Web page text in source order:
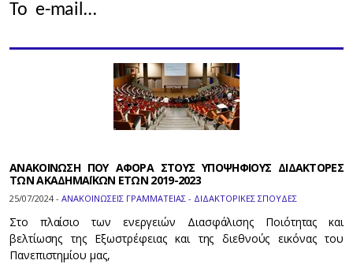
Το e-mail…
ΑΝΑΚΟΙΝΩΣΗ ΠΟΥ ΑΦΟΡΑ ΣΤΟΥΣ ΥΠΟΨΗΦΙΟΥΣ ΔΙΔΑΚΤΟΡΕΣ
ΤΩΝ ΑΚΑΔΗΜΑΪΚΩΝ ΕΤΩΝ 2019-2023
25/07/2024 - ΑΝΑΚΟΙΝΩΣΕΙΣ ΓΡΑΜΜΑΤΕΙΑΣ - ΔΙΔΑΚΤΟΡΙΚΕΣ ΣΠΟΥΔΕΣ
Στο πλαίσιο των ενεργειών Διασφάλισης Ποιότητας και
βελτίωσης της Εξωστρέφειας και της διεθνούς εικόνας του
Πανεπιστημίου μας,